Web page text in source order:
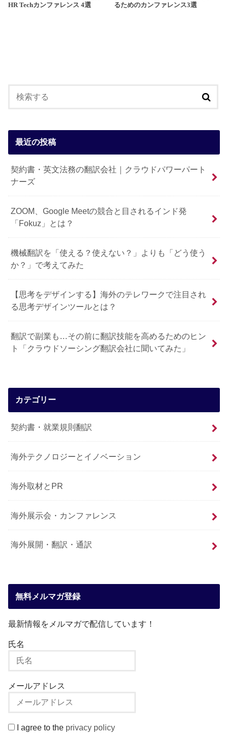
HR Techカンファレンス 4選
るためのカンファレンス3選
最近の投稿
契約書・英文法務の翻訳会社｜クラウドパワーパート
ナーズ
ZOOM、Google Meetの競合と目されるインド発
「Fokuz」とは？
機械翻訳を「使える？使えない？」よりも「どう使う
か？」で考えてみた
【思考をデザインする】海外のテレワークで注目され
る思考デザインツールとは？
翻訳で副業も…その前に翻訳技能を高めるためのヒン
ト「クラウドソーシング翻訳会社に聞いてみた」
カテゴリー
契約書・就業規則翻訳
海外テクノロジーとイノベーション
海外取材とPR
海外展示会・カンファレンス
海外展開・翻訳・通訳
無料メルマガ登録
最新情報をメルマガで配信しています！
氏名
メールアドレス
I agree to the privacy policy